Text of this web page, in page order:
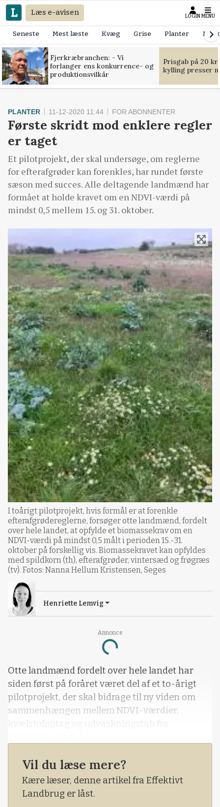
Læs e-avisen LOGIN MENU
Seneste Mest læste Kvæg Grise Planter
Fjerkræbranchen: - Vi
forlanger ens konkurrence- og
produktionsvilkår
Prisgab på 20
kylling presser
Annonce
Loading...
PLANTER 11-12-2020 11:44 FOR ABONNENTER
Første skridt mod enklere regler
er taget
Et pilotprojekt, der skal undersøge, om reglerne
for efterafgrøder kan forenkles, har rundet første
sæson med succes. Alle deltagende landmænd har
formået at holde kravet om en NDVI-værdi på
mindst 0,5 mellem 15. og 31. oktober.
I toårigt pilotprojekt, hvis formål er at forenkle
efterafgrødereglerne, forsøger otte landmænd, fordelt
over hele landet, at opfylde et biomassekrav om en
NDVI-værdi på mindst 0,5 målt i perioden 15.-31.
oktober på forskellig vis. Biomassekravet kan opfyldes
med spildkorn (th), efterafgrøder, vintersæd og frøgræs
(tv). Fotos: Nanna Hellum Kristensen, Seges
Henriette Lemvig
Otte landmænd fordelt over hele landet har
siden først på foråret været del af et to-årigt
pilotprojekt, der skal bidrage til ny viden om
sammenhængen mellem NDVI-værdier,
kvælstofoptag og udvaskningstab fra
Projektet gennemføres af Seges i samarbejde
med Landbrugsstyrelsen i håb om, at reglerne
for efterafgrøder kan gøres mere enkle, og
resultaterne er indtil videre lovende.
Vil du læse mere?
Kære læser, denne artikel fra Effektivt
Landbrug er låst.